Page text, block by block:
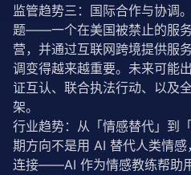
监管趋势三：国际合作与协调
题——一个在美国被禁止的服
营，并通过互联网跨境提供服
调变得越来越重要。未来可能
证互认、联合执法行动、以及
架。
行业趋势：从「情感替代」到
期方向不是用 AI 替代人类情
连接——AI 作为情感教练帮助